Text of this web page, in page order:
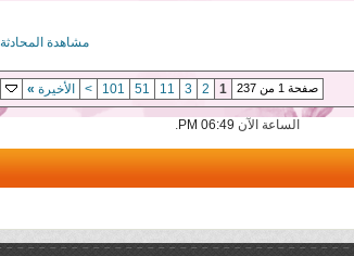
مشاهدة المحادثة
صفحة 1 من 237 1
2
3
11
51
101
> الأخيرة »
الساعة الآن 06:49 PM
.